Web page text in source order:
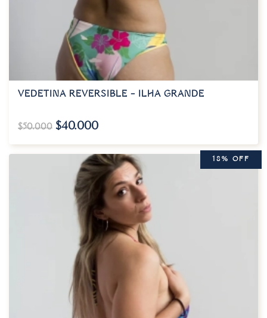
VEDETINA REVERSIBLE – ILHA GRANDE
$50.000 $40.000
18% OFF